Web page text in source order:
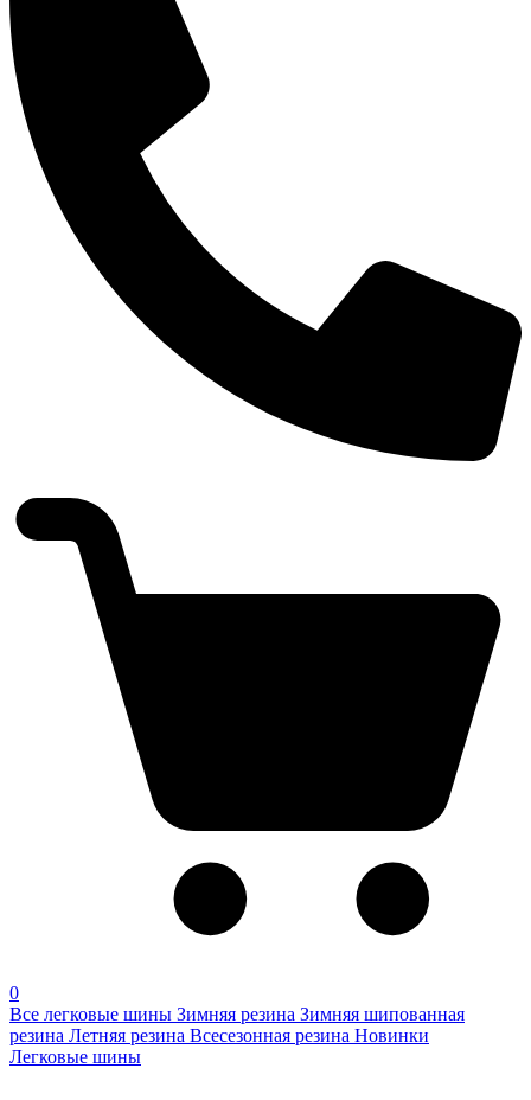
0
Все легковые шины Зимняя резина Зимняя шипованная
резина Летняя резина Всесезонная резина Новинки
Легковые шины